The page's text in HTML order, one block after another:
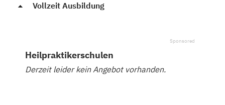
Vollzeit Ausbildung
Heilpraktikerschulen
Derzeit leider kein Angebot vorhanden.